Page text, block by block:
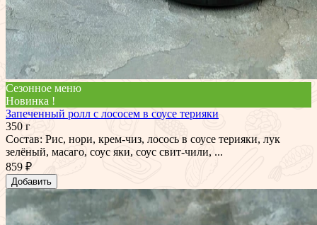
Сезонное меню
Новинка !
Запеченный ролл с лососем в соусе терияки
350 г
Состав: Рис, нори, крем-чиз, лосось в соусе терияки, лук
зелёный, масаго, соус яки, соус свит-чили, ...
859 ₽
Добавить